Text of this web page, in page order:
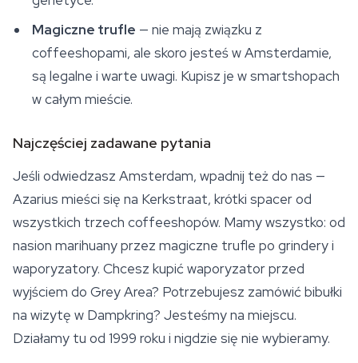
Magiczne trufle — nie mają związku z
coffeeshopami, ale skoro jesteś w Amsterdamie,
są legalne i warte uwagi. Kupisz je w smartshopach
w całym mieście.
Najczęściej zadawane pytania
Jeśli odwiedzasz Amsterdam, wpadnij też do nas —
Azarius mieści się na Kerkstraat, krótki spacer od
wszystkich trzech coffeeshopów. Mamy wszystko: od
nasion marihuany przez magiczne trufle po grindery i
waporyzatory. Chcesz kupić waporyzator przed
wyjściem do Grey Area? Potrzebujesz zamówić bibułki
na wizytę w Dampkring? Jesteśmy na miejscu.
Działamy tu od 1999 roku i nigdzie się nie wybieramy.